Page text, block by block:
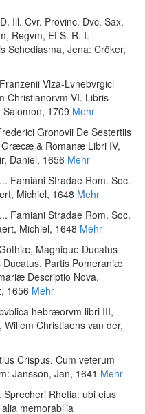
Ill. Cvr. Provinc. Dvc. Sax.
Regvm, Et S. R. I.
Schediasma, Jena: Cröker,
Vlza-Lvnebvrgici
Christianorvm VI. Libris
1709 Mehr
Gronovii De Sestertiis
Græcæ & Romanæ Libri IV,
Daniel, 1656 Mehr
Famiani Stradae Rom. Soc.
Michiel, 1648 Mehr
Famiani Stradae Rom. Soc.
Michiel, 1648 Mehr
Magnique Ducatus
Partis Pomeraniæ
Descriptio Nova,
1656 Mehr
hebræorvm libri III,
Christiaens van der,
Crispus. Cum veterum
Jansson, Jan, 1641 Mehr
Sprecheri Rhetia: ubi eius
memorabilia